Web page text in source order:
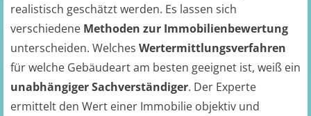
realistisch geschätzt werden. Es lassen sich
verschiedene Methoden zur Immobilienbewertung
unterscheiden. Welches Wertermittlungsverfahren
für welche Gebäudeart am besten geeignet ist, weiß ein
unabhängiger Sachverständiger. Der Experte
ermittelt den Wert einer Immobilie objektiv und